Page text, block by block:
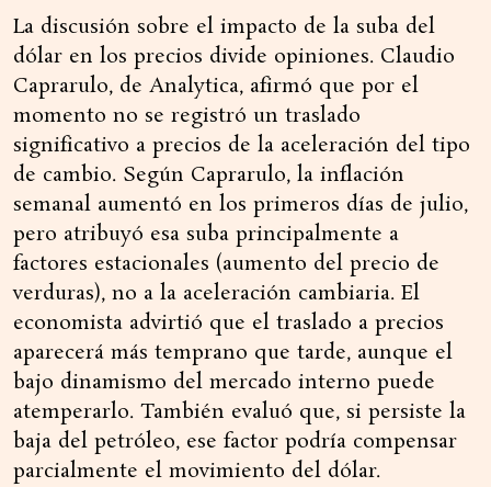
La discusión sobre el impacto de la suba del
dólar en los precios divide opiniones. Claudio
Caprarulo, de Analytica, afirmó que por el
momento no se registró un traslado
significativo a precios de la aceleración del tipo
de cambio. Según Caprarulo, la inflación
semanal aumentó en los primeros días de julio,
pero atribuyó esa suba principalmente a
factores estacionales (aumento del precio de
verduras), no a la aceleración cambiaria. El
economista advirtió que el traslado a precios
aparecerá más temprano que tarde, aunque el
bajo dinamismo del mercado interno puede
atemperarlo. También evaluó que, si persiste la
baja del petróleo, ese factor podría compensar
parcialmente el movimiento del dólar.